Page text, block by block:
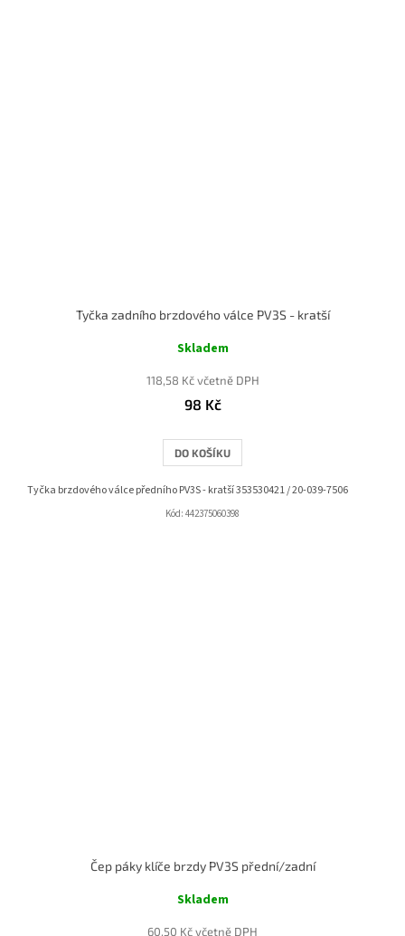
Tyčka zadního brzdového válce PV3S - kratší
Skladem
118,58 Kč včetně DPH
98 Kč
DO KOŠÍKU
Tyčka brzdového válce předního PV3S - kratší 353530421 / 20-039-7506
Kód: 442375060398
Čep páky klíče brzdy PV3S přední/zadní
Skladem
60,50 Kč včetně DPH